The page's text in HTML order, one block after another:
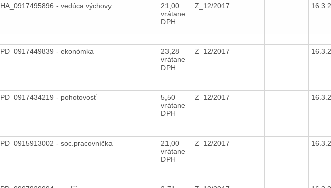
HA_0917495896 - vedúca výchovy
21,00
vrátane
DPH
Z_12/2017
PD_0917449839 - ekonómka
23,28
vrátane
DPH
Z_12/2017
PD_0917434219 - pohotovosť
5,50
vrátane
DPH
Z_12/2017
PD_0915913002 - soc.pracovníčka
21,00
vrátane
DPH
Z_12/2017